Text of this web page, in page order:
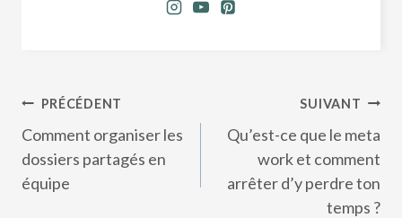
Navigation
de
l’article
PRÉCÉDENT
Comment organiser les
dossiers partagés en
équipe
SUIVANT
Qu’est-ce que le meta
work et comment
arrêter d’y perdre ton
temps ?